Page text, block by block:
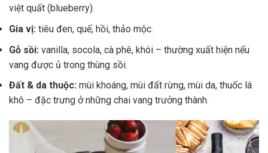
việt quất (blueberry).
Gia vị: tiêu đen, quế, hồi, thảo mộc.
Gỗ sồi: vanilla, socola, cà phê, khói – thường xuất hiện nếu
vang được ủ trong thùng sồi.
Đất & da thuộc: mùi khoáng, mùi đất rừng, mùi da, thuốc lá
khô – đặc trưng ở những chai vang trưởng thành.